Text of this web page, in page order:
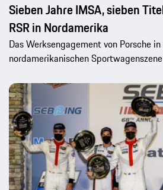
Sieben Jahre IMSA, sieben
RSR in Nordamerika
Das Werksengagement von Porsche
nordamerikanischen